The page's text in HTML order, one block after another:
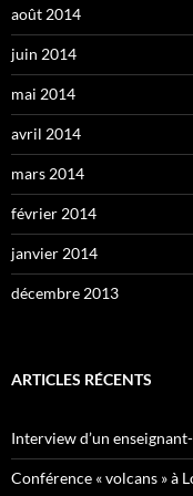
août 2014
juin 2014
mai 2014
avril 2014
mars 2014
février 2014
janvier 2014
décembre 2013
ARTICLES RÉCENTS
Interview d’un
Conférence « volcans » à